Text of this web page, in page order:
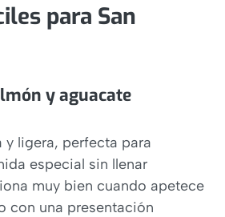
para San
y aguacate
y ligera, perfecta para
especial sin llenar
muy bien cuando apetece
con una presentación